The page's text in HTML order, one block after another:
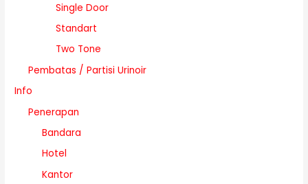
Single Door
Standart
Two Tone
Pembatas / Partisi Urinoir
Info
Penerapan
Bandara
Hotel
Kantor